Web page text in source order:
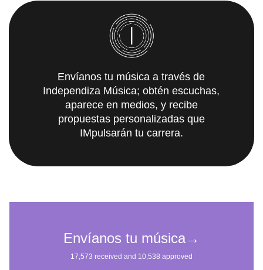
Envíanos tu música a través de
Independiza Música; obtén escuchas,
aparece en medios, y recibe
propuestas personalizadas que
IMpulsarán tu carrera.